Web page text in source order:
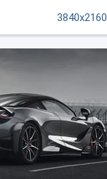
3840x2160